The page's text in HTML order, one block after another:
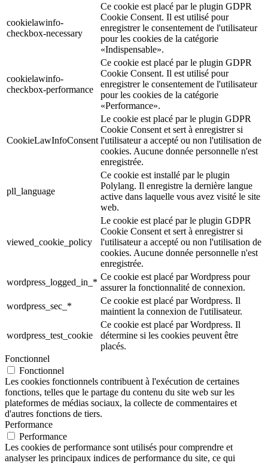
cookielawinfo-
checkbox-necessary
Ce cookie est placé par le plugin GDPR
Cookie Consent. Il est utilisé pour
enregistrer le consentement de l'utilisateur
pour les cookies de la catégorie
«Indispensable».
cookielawinfo-
checkbox-performance
Ce cookie est placé par le plugin GDPR
Cookie Consent. Il est utilisé pour
enregistrer le consentement de l'utilisateur
pour les cookies de la catégorie
«Performance».
CookieLawInfoConsent
Le cookie est placé par le plugin GDPR
Cookie Consent et sert à enregistrer si
l'utilisateur a accepté ou non l'utilisation de
cookies. Aucune donnée personnelle n'est
enregistrée.
pll_language
Ce cookie est installé par le plugin
Polylang. Il enregistre la dernière langue
active dans laquelle vous avez visité le site
web.
viewed_cookie_policy
Le cookie est placé par le plugin GDPR
Cookie Consent et sert à enregistrer si
l'utilisateur a accepté ou non l'utilisation de
cookies. Aucune donnée personnelle n'est
enregistrée.
wordpress_logged_in_*
Ce cookie est placé par Wordpress pour
assurer la fonctionnalité de connexion.
wordpress_sec_*
Ce cookie est placé par Wordpress. Il
maintient la connexion de l'utilisateur.
wordpress_test_cookie
Ce cookie est placé par Wordpress. Il
détermine si les cookies peuvent être
placés.
Fonctionnel
Fonctionnel
Les cookies fonctionnels contribuent à l'exécution de certaines
fonctions, telles que le partage du contenu du site web sur les
plateformes de médias sociaux, la collecte de commentaires et
d'autres fonctions de tiers.
Performance
Performance
Les cookies de performance sont utilisés pour comprendre et
analyser les principaux indices de performance du site, ce qui